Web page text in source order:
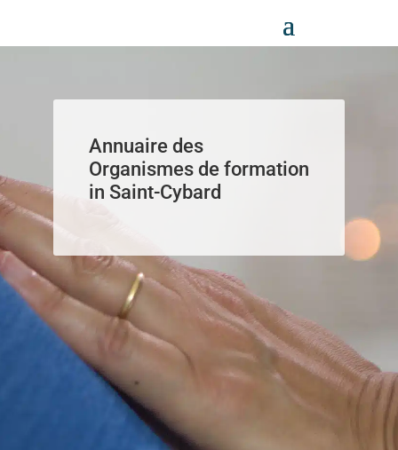
Annuaire des
Organismes de formation
in Saint-Cybard